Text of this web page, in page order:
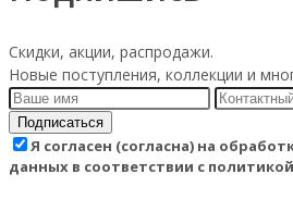
Скидки, акции, распродажи.
Новые поступления, коллекции и
Подписаться
Я согласен (согласна) на
данных в соответствии с